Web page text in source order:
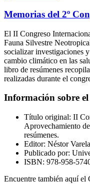
Memorias del 2º
El II Congreso
Fauna Silvestre
socializar investigaciones
cambio climático en las
libro de resúmenes
realizadas durante el
Información sobre
Título original: II
Aprovechamiento
resúmenes.
Editor: Néstor
Publicado por:
ISBN: 978-958-
Encuentre también aquí